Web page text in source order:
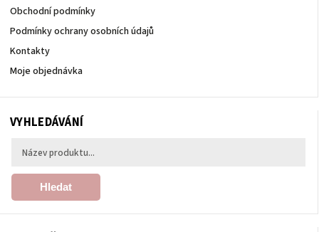
Obchodní podmínky
Podmínky ochrany osobních údajů
Kontakty
Moje objednávka
VYHLEDÁVÁNÍ
Hledat